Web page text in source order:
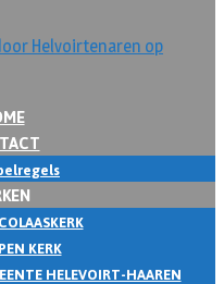
KERK
HELEVOIRT-HAAREN